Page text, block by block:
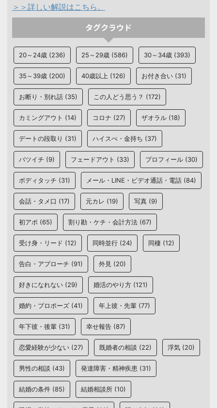
＞＞詳しい解説はこちら。
タグクラウド
20～24歳 (236) 25～29歳 (586) 30～34歳 (393)
35～39歳 (200) 40歳以上 (126) お付き合い (31)
お断り・別れ話 (35) この人どう思う？ (172)
カミングアウト (14) コロナ (27) ザオラル (18)
デートの段取り (31) ハイスぺ・金持ち (37)
バツイチ (9) フェードアウト (33) プロフィール (30)
ボディタッチ (31) メール・LINE・ビデオ通話・電話 (84)
会話・タメ口 (17) 元カレ (19) 写真 (9)
初アポ (65) 割り勘・ケチ・会計方法 (67)
受け身・リード (12) 同時並行 (24) 同棲 (12)
告白・アプローチ (91) 外見 (20)
好きになれない (29) 婚活のやり方 (121)
婚約・プロポーズ (41) 年上彼・先輩 (77)
年下彼・後輩 (31) 幸せ報告 (87)
恋愛経験が少ない (27) 既婚者の相談 (22) 浮気 (20)
男性の相談 (43) 発達障害・精神疾患 (31)
結婚の条件 (85) 結婚相談所 (10)